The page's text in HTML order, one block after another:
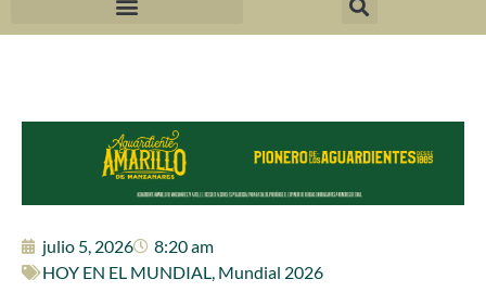
julio 5, 2026
8:20 am
HOY EN EL MUNDIAL
Mundial 2026